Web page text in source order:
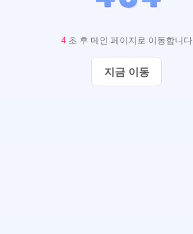
3초 후 메인 페이지로 이동합니다
지금 이동